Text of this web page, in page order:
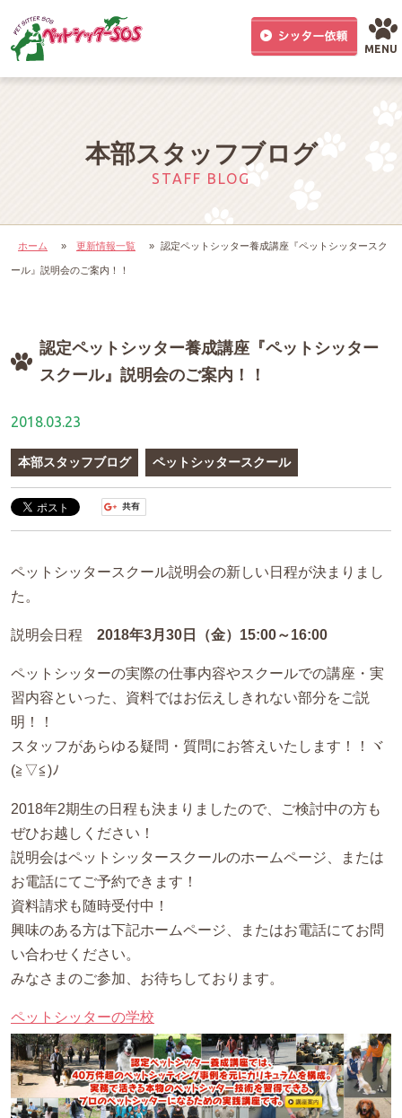
MENU
本部スタッフブログ
STAFF BLOG
ホーム » 更新情報一覧 » 認定ペットシッター養成講座『ペットシッタースク
ール』説明会のご案内！！
認定ペットシッター養成講座『ペットシッター
スクール』説明会のご案内！！
2018.03.23
本部スタッフブログ ペットシッタースクール
ペットシッタースクール説明会の新しい日程が決まりまし
た。
説明会日程 2018年3月30日（金）15:00～16:00
ペットシッターの実際の仕事内容やスクールでの講座・実
習内容といった、資料ではお伝えしきれない部分をご説
明！！
スタッフがあらゆる疑問・質問にお答えいたします！！ヾ
(≧▽≦)ﾉ
2018年2期生の日程も決まりましたので、ご検討中の方も
ぜひお越しください！
説明会はペットシッタースクールのホームページ、または
お電話にてご予約できます！
資料請求も随時受付中！
興味のある方は下記ホームページ、またはお電話にてお問
い合わせください。
みなさまのご参加、お待ちしております。
ペットシッターの学校